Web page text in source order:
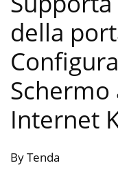
della
Schermo
Internet
By Tenda